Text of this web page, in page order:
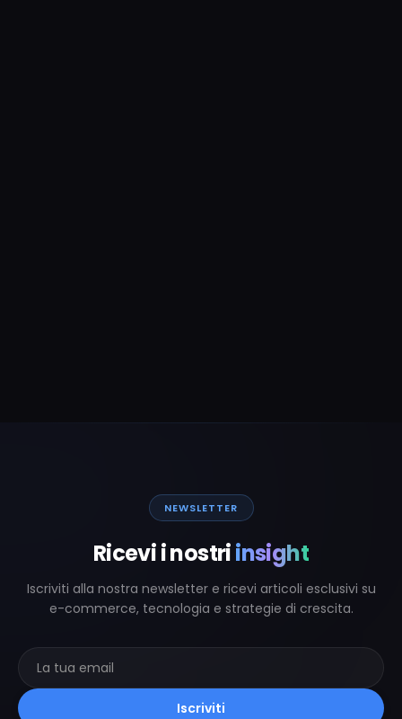
NEWSLETTER
Ricevi i nostriinsight
Iscriviti alla nostra newsletter e ricevi articoli esclusivi su
e-commerce, tecnologia e strategie di crescita.
Iscriviti